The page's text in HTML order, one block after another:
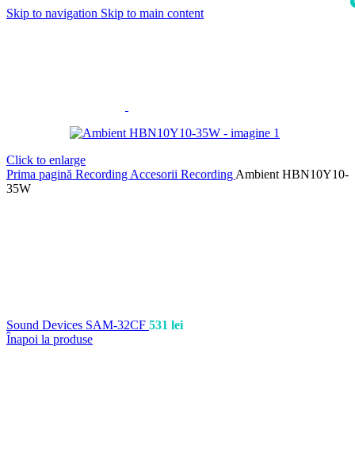
Skip to navigation Skip to main content
Click to enlarge
Prima pagină Recording Accesorii Recording Ambient HBN10Y10-
35W
Sound Devices SAM-32CF 531 lei
Înapoi la produse